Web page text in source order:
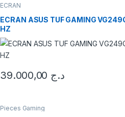
ECRAN
ECRAN ASUS TUF GAMING
HZ
د.ج
Pieces Gaming